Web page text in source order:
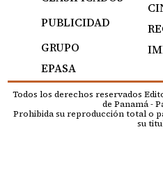
PUBLICIDAD
GRUPO
EPASA
Todos los derechos reservados
de Panamá -
Prohibida su reproducción total o
su